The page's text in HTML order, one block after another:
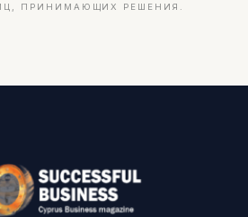
ПРИНИМАЮЩИХ РЕШЕНИЯ.